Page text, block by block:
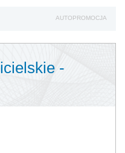
AUTOPROMOCJA
-